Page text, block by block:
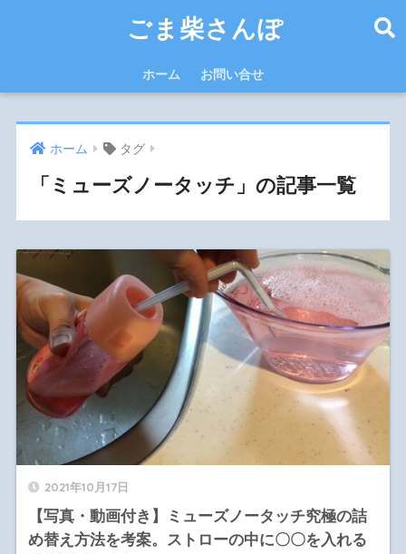
ごま柴さんぽ
ホーム お問い合せ
ホーム タグ
「ミューズノータッチ」の記事一覧
2021年10月17日
【写真・動画付き】ミューズノータッチ究極の詰
め替え方法を考案。ストローの中に〇〇を入れる